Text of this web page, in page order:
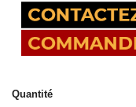
Quantité